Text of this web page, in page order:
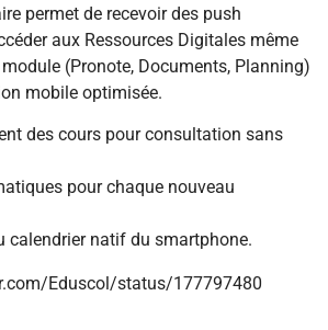
permet de recevoir des push
aux Ressources Digitales même
(Pronote, Documents, Planning)
mobile optimisée.
des cours pour consultation sans
pour chaque nouveau
calendrier natif du smartphone.
Eduscol/status/177797480